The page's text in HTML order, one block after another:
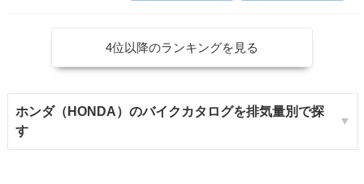
4位以降のランキングを見る
ホンダ（HONDA）のバイクカタログを排気量別で探
す